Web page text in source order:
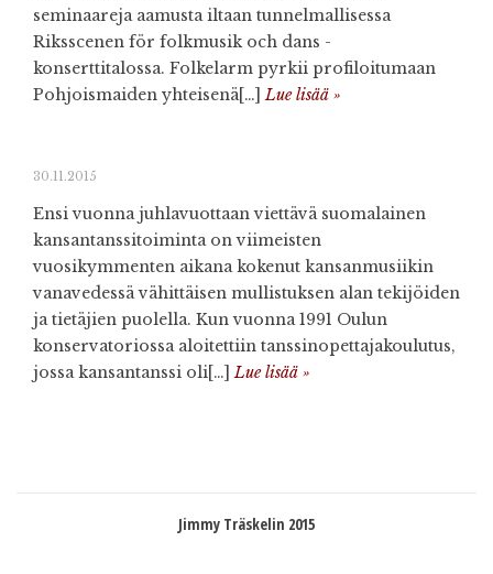
seminaareja aamusta iltaan tunnelmallisessa
Riksscenen för folkmusik och dans -
konserttitalossa. Folkelarm pyrkii profiloitumaan
Pohjoismaiden yhteisenä[…] Lue lisää »
30.11.2015
Ensi vuonna juhlavuottaan viettävä suomalainen
kansantanssitoiminta on viimeisten
vuosikymmenten aikana kokenut kansanmusiikin
vanavedessä vähittäisen mullistuksen alan tekijöiden
ja tietäjien puolella. Kun vuonna 1991 Oulun
konservatoriossa aloitettiin tanssinopettajakoulutus,
jossa kansantanssi oli[…] Lue lisää »
Jimmy Träskelin 2015